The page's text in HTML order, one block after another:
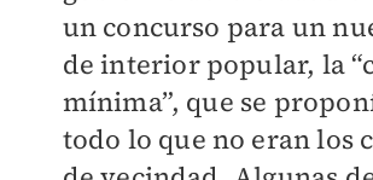
un concurso para un
de interior popular, la
mínima”, que se
todo lo que no eran los